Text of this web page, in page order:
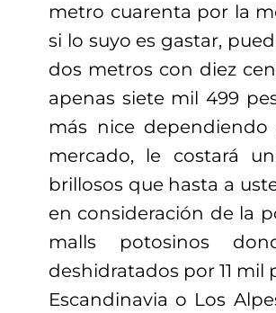
metro cuarenta por la
si lo suyo es gastar,
dos metros con diez
apenas siete mil 499
más nice
mercado, le costará
brillosos que hasta a
en consideración de la
malls potosinos
deshidratados por 11
Escandinavia o Los